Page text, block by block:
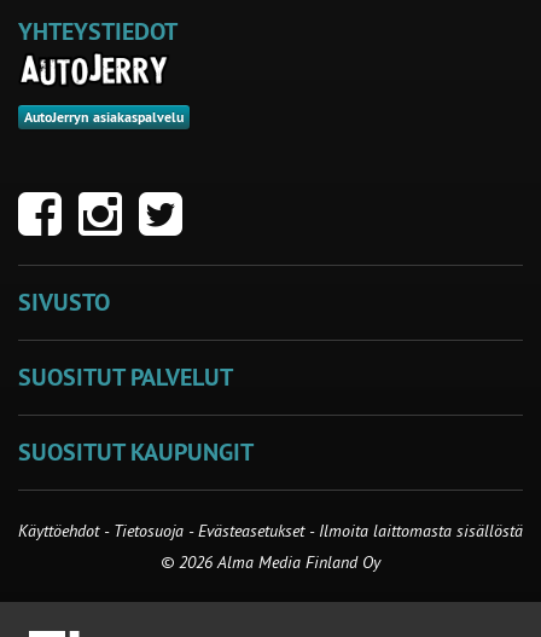
YHTEYSTIEDOT
AutoJerryn asiakaspalvelu
SIVUSTO
SUOSITUT PALVELUT
SUOSITUT KAUPUNGIT
Käyttöehdot - Tietosuoja -Evästeasetukset- Ilmoita laittomasta sisällöstä
© 2026 Alma Media Finland Oy